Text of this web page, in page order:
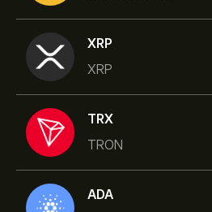
XRP
XRP
TRX
TRON
ADA